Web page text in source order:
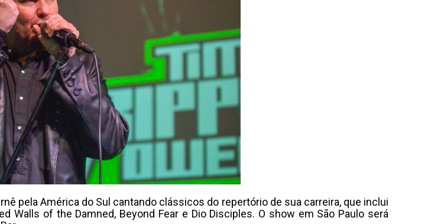
pela América do Sul cantando clássicos do repertório de sua carreira, que inclui
Walls of the Damned, Beyond Fear e Dio Disciples. O show em São Paulo será